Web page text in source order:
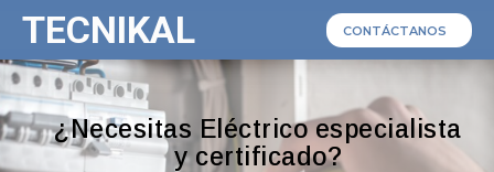
TECNIKAL CONTÁCTANOS
¿Necesitas Eléctrico especialista
y certificado?